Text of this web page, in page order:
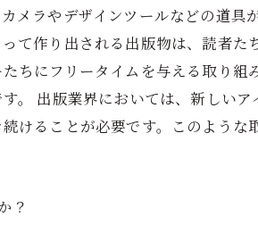
メラやデザインツールなどの道
て作り出される出版物は、読者
ちにフリータイムを与える取り
。 出版業界においては、新しい
けることが必要です。このよう
？